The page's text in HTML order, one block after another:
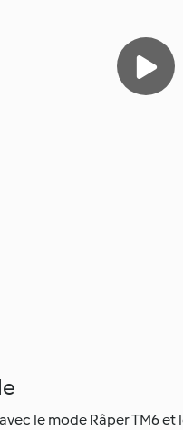
le mode Râper TM6